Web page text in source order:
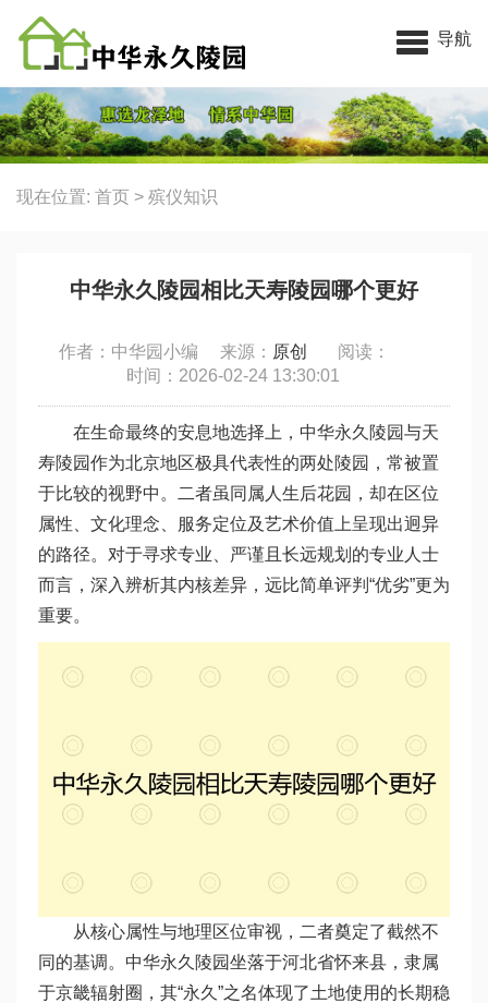
中华永久陵园
导航
现在位置: 首页 > 殡仪知识
中华永久陵园相比天寿陵园哪个更好
作者：中华园小编 来源： 原创
阅读：
时间：2026-02-24 13:30:01
在生命最终的安息地选择上，中华永久陵园与天
寿陵园作为北京地区极具代表性的两处陵园，常被置
于比较的视野中。二者虽同属人生后花园，却在区位
属性、文化理念、服务定位及艺术价值上呈现出迥异
的路径。对于寻求专业、严谨且长远规划的专业人士
而言，深入辨析其内核差异，远比简单评判“优劣”更为
重要。
从核心属性与地理区位审视，二者奠定了截然不
同的基调。中华永久陵园坐落于河北省怀来县，隶属
于京畿辐射圈，其“永久”之名体现了土地使用的长期稳